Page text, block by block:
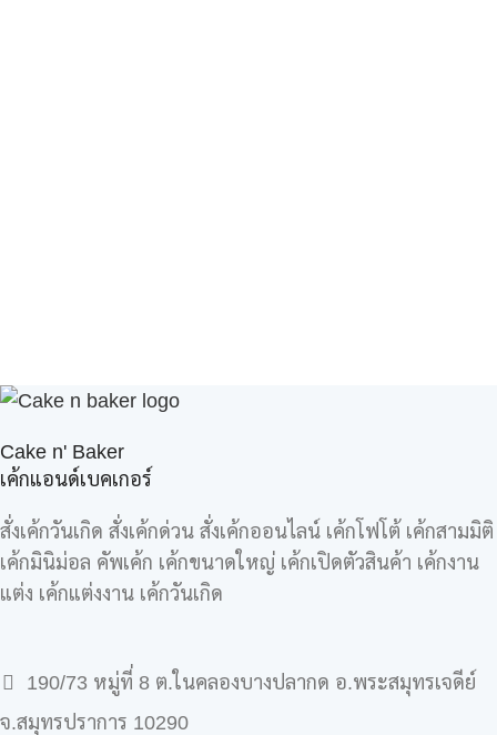
Cake n' Baker
เค้กแอนด์เบคเกอร์
สั่งเค้กวันเกิด สั่งเค้กด่วน สั่งเค้กออนไลน์ เค้กโฟโต้ เค้กสามมิติ
เค้กมินิม่อล คัพเค้ก เค้กขนาดใหญ่ เค้กเปิดตัวสินค้า เค้กงาน
แต่ง เค้กแต่งงาน เค้กวันเกิด
190/73 หมู่ที่ 8 ต.ในคลองบางปลากด อ.พระสมุทรเจดีย์
จ.สมุทรปราการ 10290